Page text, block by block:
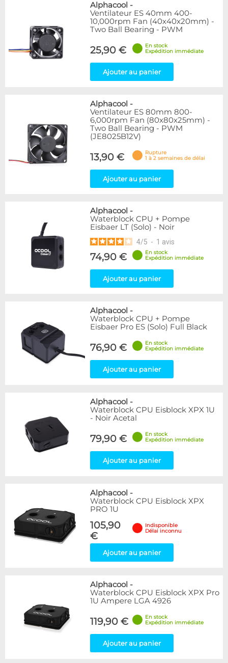
Alphacool -
Ventilateur ES 40mm 400-
10,000rpm Fan (40x40x20mm) -
Two Ball Bearing - PWM
25,90 €
En stock
Expédition immédiate
Ajouter au panier
Alphacool -
Ventilateur ES 80mm 800-
6,000rpm Fan (80x80x25mm) -
Two Ball Bearing - PWM
(JE8025B12V)
13,90 €
Rupture
1 à 2 semaines de délai
Ajouter au panier
Alphacool -
Waterblock CPU + Pompe
Eisbaer LT (Solo) - Noir
4/5 - 1 avis
74,90 €
En stock
Expédition immédiate
Ajouter au panier
Alphacool -
Waterblock CPU + Pompe
Eisbaer Pro ES (Solo) Full Black
76,90 €
En stock
Expédition immédiate
Ajouter au panier
Alphacool -
Waterblock CPU Eisblock XPX 1U
- Noir Acetal
79,90 €
En stock
Expédition immédiate
Ajouter au panier
Alphacool -
Waterblock CPU Eisblock XPX
PRO 1U
105,90
€
Indisponible
Délai inconnu
Ajouter au panier
Alphacool -
Waterblock CPU Eisblock XPX Pro
1U Ampere LGA 4926
119,90 €
En stock
Expédition immédiate
Ajouter au panier